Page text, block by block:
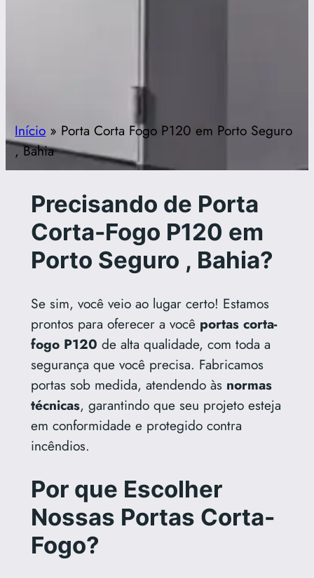
Início » Porta Corta Fogo P120 em Porto Seguro
, Bahia
Precisando de Porta
Corta-Fogo P120 em
Porto Seguro , Bahia?
Se sim, você veio ao lugar certo! Estamos
prontos para oferecer a você portas corta-
fogo P120 de alta qualidade, com toda a
segurança que você precisa. Fabricamos
portas sob medida, atendendo às normas
técnicas, garantindo que seu projeto esteja
em conformidade e protegido contra
incêndios.
Por que Escolher
Nossas Portas Corta-
Fogo?